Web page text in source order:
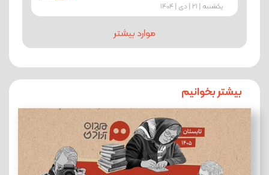
یکشنبه | 21 | دی | 1404
موارد بیشتر
بیشتر بخوانیم